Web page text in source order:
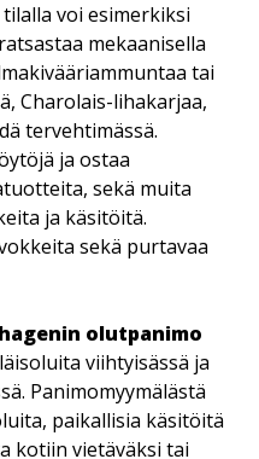
voi esimerkiksi
mekaanisella
tai
Charolais-lihakarjaa,
tervehtimässä.
ja ostaa
sekä muita
ja käsitöitä.
sekä purtavaa
olutpanimo
viihtyisässä ja
Panimomyymälästä
paikallisia käsitöitä
kotiin vietäväksi tai